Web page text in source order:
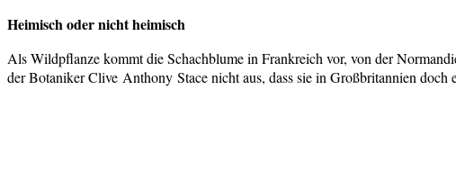
Heimisch oder nicht heimisch
Als Wildpflanze kommt die Schachblume in Frankreich vor, von der
der Botaniker Clive Anthony Stace nicht aus, dass sie in Großbritannien doch